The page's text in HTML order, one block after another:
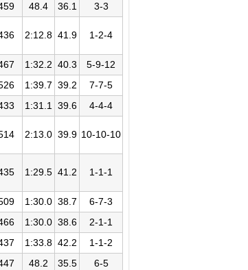
48.4 36.1 3-3
2:12.8 41.9 1-2-4
1:32.2 40.3
5-9-12
1:39.7 39.2
7-7-5
1:31.1 39.6 4-4-4
2:13.0 39.9 10-10-10
1:29.5 41.2 1-1-1
1:30.0 38.7
6-7-3
1:30.0 38.6
2-1-1
1:33.8 42.2
1-1-2
48.2 35.5
6-5